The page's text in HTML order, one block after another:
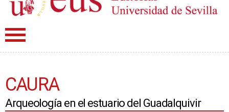
CAURA
Arqueología en el estuario del Guadalquivir